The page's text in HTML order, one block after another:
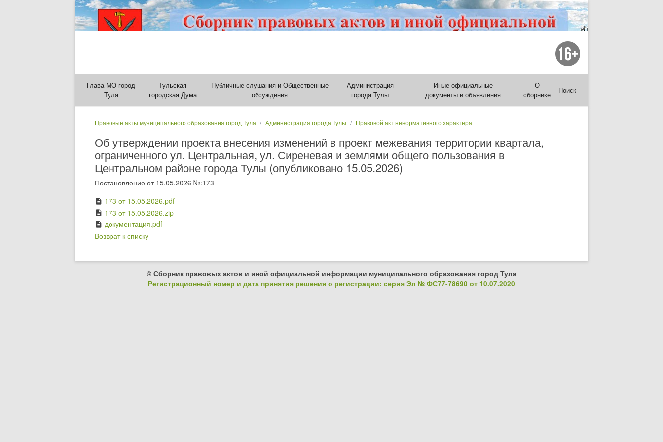
Глава МО город
Тула
Тульская
городская Дума
Публичные слушания и Общественные
обсуждения
Администрация
города Тулы
Иные официальные
документы и объявления
О
сборнике
Поиск
Правовые акты муниципального образования город Тула Администрация города Тулы Правовой акт ненормативного характера
Об утверждении проекта внесения изменений в проект межевания территории квартала,
ограниченного ул. Центральная, ул. Сиреневая и землями общего пользования в
Центральном районе города Тулы (опубликовано 15.05.2026)
Постановление от 15.05.2026 №:173
description 173 от 15.05.2026.pdf
description 173 от 15.05.2026.zip
description документация.pdf
Возврат к списку
© Сборник правовых актов и иной официальной информации муниципального образования город Тула
Регистрационный номер и дата принятия решения о регистрации: серия Эл № ФС77-78690 от 10.07.2020